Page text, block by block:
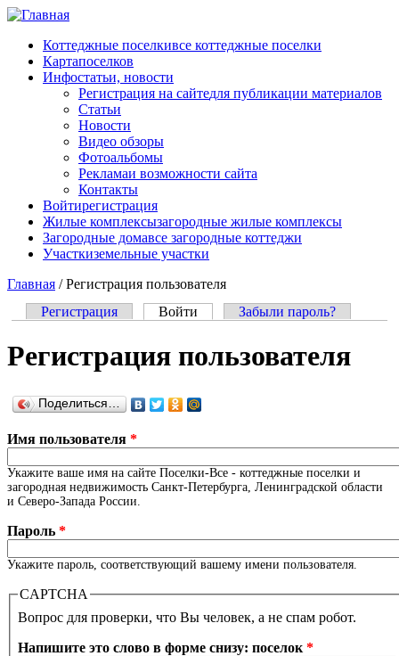
Перейти к основному содержанию
Коттеджные поселкивсе коттеджные поселки
Картапоселков
Инфостатьи, новости
Регистрация на сайтедля публикации материалов
Статьи
Новости
Видео обзоры
Фотоальбомы
Рекламаи возможности сайта
Контакты
Войтирегистрация
Жилые комплексызагородные жилые комплексы
Загородные домавсе загородные коттеджи
Участкиземельные участки
Главная /Регистрация пользователя
Регистрация Войти (активная вкладка)
Забыли пароль?
Регистрация пользователя
Поделиться…
Имя пользователя *
Укажите ваше имя на сайте Поселки-Все - коттеджные поселки и
загородная недвижимость Санкт-Петербурга, Ленинградской области
и Северо-Запада России.
Пароль *
Укажите пароль, соответствующий вашему имени пользователя.
CAPTCHA
Вопрос для проверки, что Вы человек, а не спам робот.
Напишите это слово в форме снизу: поселок *